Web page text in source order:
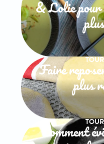
& Lolie pour
Faire
plus
Comment